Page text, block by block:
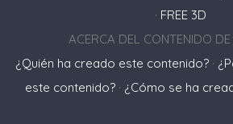
· FREE 3D
ACERCA DEL CONTENIDO DE
¿Quién ha creado este contenido?·
este contenido?· ¿Cómo se ha